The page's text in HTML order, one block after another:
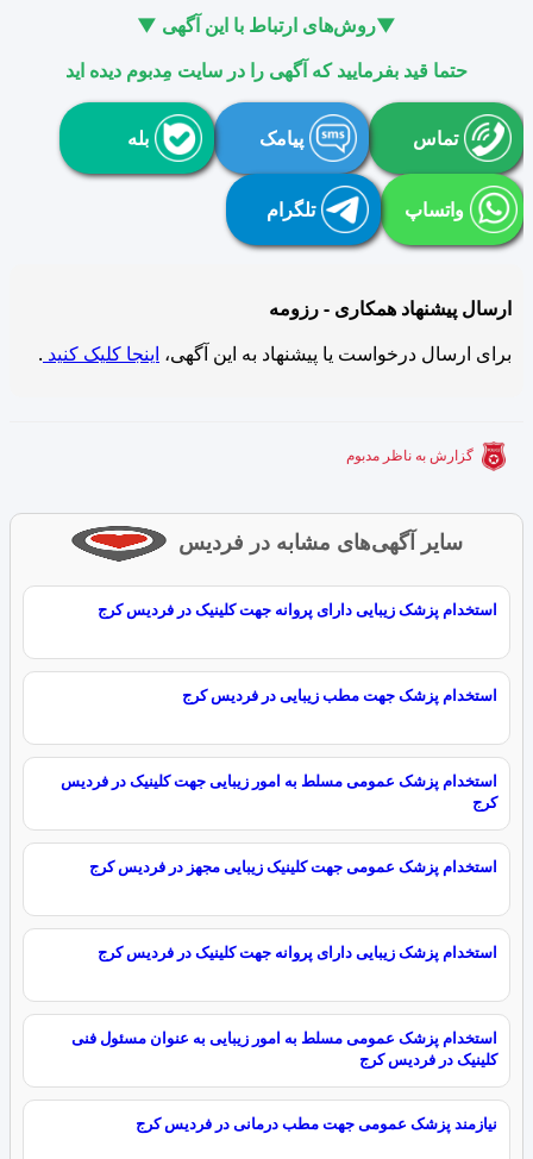
▼روش‌های ارتباط با این آگهی ▼
حتما قید بفرمایید که آگهی را در سایت مِدبوم دیده اید
تماس پیامک بله
واتساپ تلگرام
ارسال پیشنهاد همکاری - رزومه
برای ارسال درخواست یا پیشنهاد به این آگهی، اینجا کلیک کنید .
گزارش به ناظر مدبوم
سایر آگهی‌های مشابه در فردیس
استخدام پزشک زیبایی دارای پروانه جهت کلینیک در فردیس کرج
استخدام پزشک جهت مطب زیبایی در فردیس کرج
استخدام پزشک عمومی مسلط به امور زیبایی جهت کلینیک در فردیس
کرج
استخدام پزشک عمومی جهت کلینیک زیبایی مجهز در فردیس کرج
استخدام پزشک زیبایی دارای پروانه جهت کلینیک در فردیس کرج
استخدام پزشک عمومی مسلط به امور زیبایی به عنوان مسئول فنی
کلینیک در فردیس کرج
نیازمند پزشک عمومی جهت مطب درمانی در فردیس کرج